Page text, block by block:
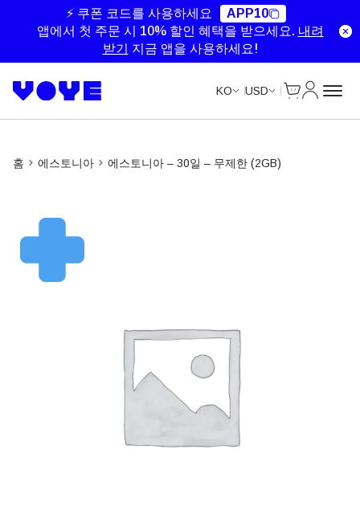
⚡ 쿠폰 코드를 사용하세요
APP10
앱에서 첫 주문 시 10% 할인 혜택을 받으세요. 내려
받기
지금 앱을 사용하세요!
KO USD
홈 에스토니아 에스토니아 – 30일 – 무제한 (2GB)
Unlimited Data
Unlimited Data
Unlimited Data
Unlimited Data